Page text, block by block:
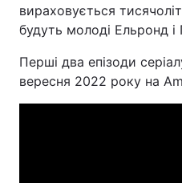
вираховується
будуть молоді Ельронд і
Перші два епізоди
вересня 2022 року на